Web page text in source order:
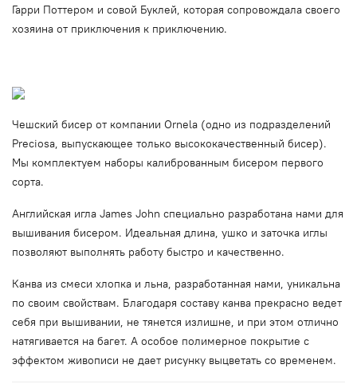
Гарри Поттером и совой Буклей, которая сопровождала своего
хозяина от приключения к приключению.
Чешский бисер от компании Ornela (одно из подразделений
Preciosa, выпускающее только высококачественный бисер).
Мы комплектуем наборы калиброванным бисером первого
сорта.
Английская игла James John специально разработана нами для
вышивания бисером. Идеальная длина, ушко и заточка иглы
позволяют выполнять работу быстро и качественно.
Канва из смеси хлопка и льна, разработанная нами, уникальна
по своим свойствам. Благодаря составу канва прекрасно ведет
себя при вышивании, не тянется излишне, и при этом отлично
натягивается на багет. А особое полимерное покрытие с
эффектом живописи не дает рисунку выцветать со временем.